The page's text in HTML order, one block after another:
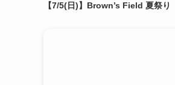
【7/5(日)】Brown’s Field 夏祭り